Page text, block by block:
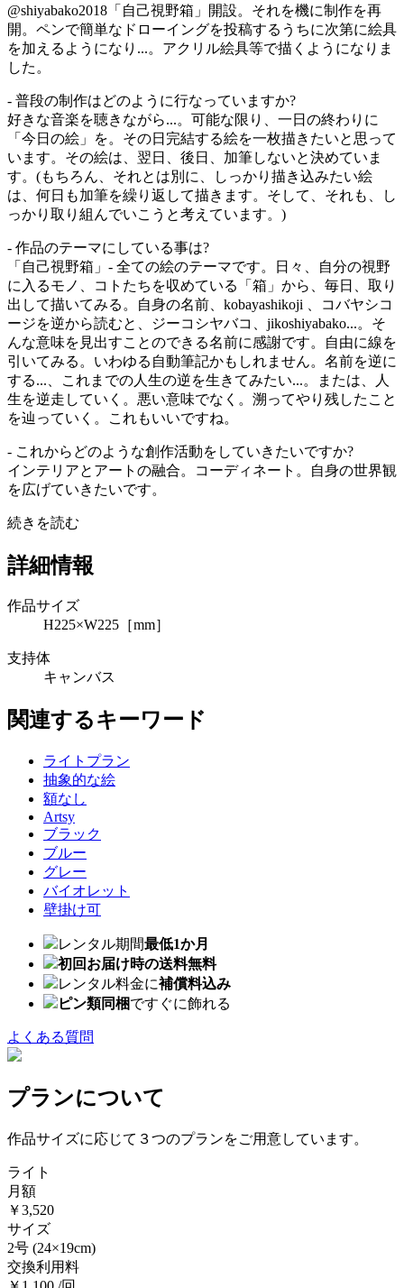
@shiyabako2018「自己視野箱」開設。それを機に制作を再
開。ペンで簡単なドローイングを投稿するうちに次第に絵具
を加えるようになり...。アクリル絵具等で描くようになりま
した。
- 普段の制作はどのように行なっていますか?
好きな音楽を聴きながら...。可能な限り、一日の終わりに
「今日の絵」を。その日完結する絵を一枚描きたいと思って
います。その絵は、翌日、後日、加筆しないと決めていま
す。(もちろん、それとは別に、しっかり描き込みたい絵
は、何日も加筆を繰り返して描きます。そして、それも、し
っかり取り組んでいこうと考えています。)
- 作品のテーマにしている事は?
「自己視野箱」- 全ての絵のテーマです。日々、自分の視野
に入るモノ、コトたちを収めている「箱」から、毎日、取り
出して描いてみる。自身の名前、kobayashikoji 、コバヤシコ
ージを逆から読むと、ジーコシヤバコ、jikoshiyabako...。そ
んな意味を見出すことのできる名前に感謝です。自由に線を
引いてみる。いわゆる自動筆記かもしれません。名前を逆に
する...、これまでの人生の逆を生きてみたい...。または、人
生を逆走していく。悪い意味でなく。溯ってやり残したこと
を辿っていく。これもいいですね。
- これからどのような創作活動をしていきたいですか?
インテリアとアートの融合。コーディネート。自身の世界観
を広げていきたいです。
続きを読む
詳細情報
作品サイズ
H225×W225［mm］
支持体
キャンバス
関連するキーワード
ライトプラン
抽象的な絵
額なし
Artsy
ブラック
ブルー
グレー
バイオレット
壁掛け可
レンタル期間最低1か月
初回お届け時の送料無料
レンタル料金に補償料込み
ピン類同梱ですぐに飾れる
よくある質問
プランについて
作品サイズに応じて３つのプランをご用意しています。
ライト
月額
￥3,520
サイズ
2号 (24×19cm)
交換利用料